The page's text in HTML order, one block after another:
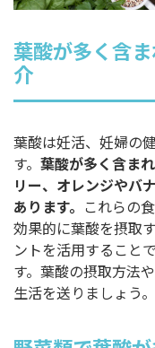
葉酸が多く含
介
葉酸は妊活、妊婦の
す。 葉酸が多く含ま
リー、オレンジやバ
あります。 これらの
効果的に葉酸を摂取
ントを活用すること
す。葉酸の摂取方法
生活を送りましょう。